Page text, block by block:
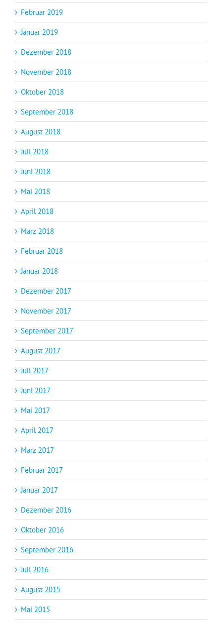
Februar 2019
Januar 2019
Dezember 2018
November 2018
Oktober 2018
September 2018
August 2018
Juli 2018
Juni 2018
Mai 2018
April 2018
März 2018
Februar 2018
Januar 2018
Dezember 2017
November 2017
September 2017
August 2017
Juli 2017
Juni 2017
Mai 2017
April 2017
März 2017
Februar 2017
Januar 2017
Dezember 2016
Oktober 2016
September 2016
Juli 2016
August 2015
Mai 2015